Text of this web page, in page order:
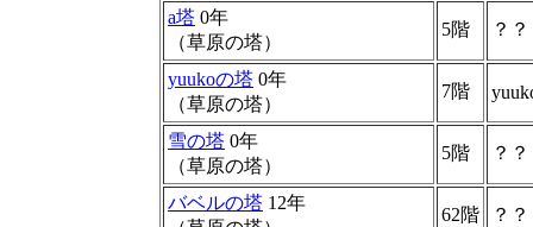
a塔 0年
（草原の塔）
5階 ？
yuukoの塔 0年
（草原の塔）
7階
雪の塔 0年
（草原の塔）
5階 ？
バベルの塔 12年
62階 ？